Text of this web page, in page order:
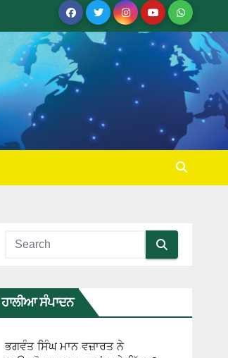
ਹਾਲੀਆ ਸੰਪਾਦਨ
ਭਗਵੰਤ ਸਿੰਘ ਮਾਨ ਵਜ਼ਾਰਤ ਨੇ